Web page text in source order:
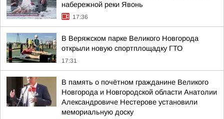
набережной реки Явонь
17:36
В Веряжском парке Великого Новгорода
открыли новую спортплощадку ГТО
17:31
В память о почётном гражданине Великого
Новгорода и Новгородской области Анатолии
Александровиче Нестерове установили
мемориальную доску